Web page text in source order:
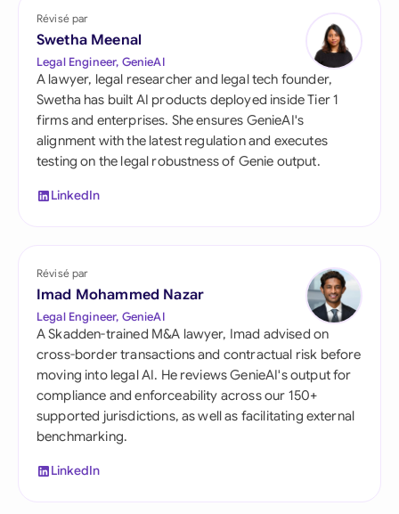
Révisé par
Swetha Meenal
Legal Engineer, GenieAI
A lawyer, legal researcher and legal tech founder,
Swetha has built AI products deployed inside Tier 1
firms and enterprises. She ensures GenieAI's
alignment with the latest regulation and executes
testing on the legal robustness of Genie output.
LinkedIn
Révisé par
Imad Mohammed Nazar
Legal Engineer, GenieAI
A Skadden-trained M&A lawyer, Imad advised on
cross-border transactions and contractual risk before
moving into legal AI. He reviews GenieAI's output for
compliance and enforceability across our 150+
supported jurisdictions, as well as facilitating external
benchmarking.
LinkedIn